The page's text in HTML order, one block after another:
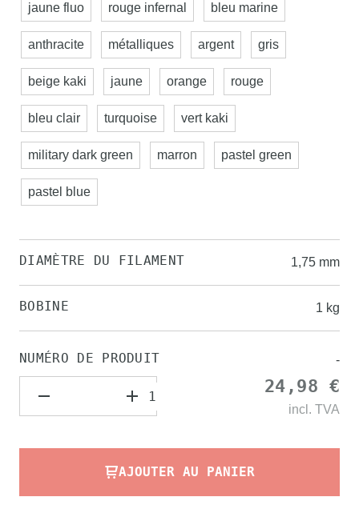
jaune fluo rouge infernal bleu marine
anthracite métalliques argent gris
beige kaki jaune orange rouge
bleu clair turquoise vert kaki
military dark green marron pastel green
pastel blue
DIAMÈTRE DU FILAMENT 1,75 mm
BOBINE 1 kg
NUMÉRO DE PRODUIT -
24,98 €
incl. TVA
AJOUTER AU PANIER